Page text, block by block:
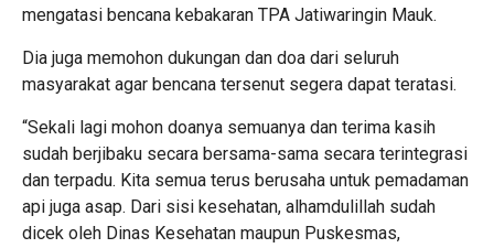
mengatasi bencana kebakaran TPA Jatiwaringin Mauk.
Dia juga memohon dukungan dan doa dari seluruh
masyarakat agar bencana tersenut segera dapat teratasi.
“Sekali lagi mohon doanya semuanya dan terima kasih
sudah berjibaku secara bersama-sama secara terintegrasi
dan terpadu. Kita semua terus berusaha untuk pemadaman
api juga asap. Dari sisi kesehatan, alhamdulillah sudah
dicek oleh Dinas Kesehatan maupun Puskesmas,